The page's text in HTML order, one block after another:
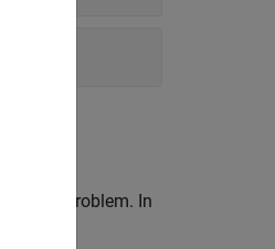
problem. In